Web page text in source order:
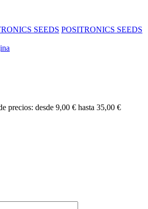
SEEDS POSITRONICS SEEDS
precios: desde 9,00 € hasta 35,00 €